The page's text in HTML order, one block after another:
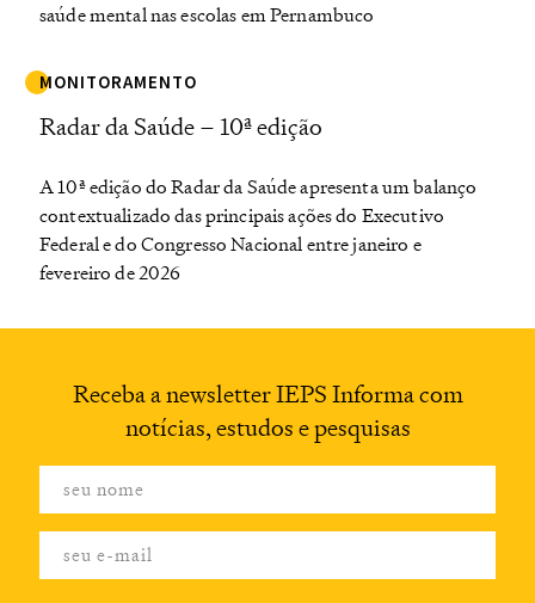
saúde mental nas escolas em Pernambuco
MONITORAMENTO
Radar da Saúde – 10ª edição
A 10ª edição do Radar da Saúde apresenta um balanço
contextualizado das principais ações do Executivo
Federal e do Congresso Nacional entre janeiro e
fevereiro de 2026
Receba a newsletterIEPS Informa com
notícias, estudos e pesquisas